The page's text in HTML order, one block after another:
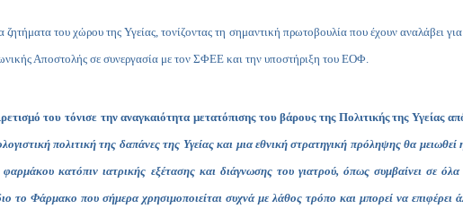
του χώρου της Υγείας, τονίζοντας τη σημαντική πρωτοβουλία που έχουν αναλάβει για
Αποστολής σε συνεργασία με τον ΣΦΕΕ και την υποστήριξη του ΕΟΦ.
του τόνισε την αναγκαιότητα μετατόπισης του βάρους της Πολιτικής της Υγείας
πολιτική της δαπάνες της Υγείας και μια εθνική στρατηγική πρόληψης θα μειωθεί
κατόπιν ιατρικής εξέτασης και διάγνωσης του γιατρού, όπως συμβαίνει σε
Φάρμακο που σήμερα χρησιμοποιείται συχνά με λάθος τρόπο και μπορεί να επιφέρει